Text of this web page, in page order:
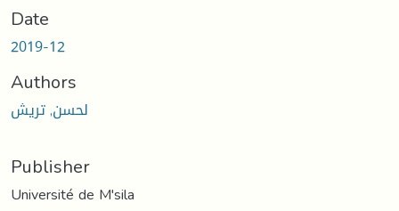
Date
2019-12
Authors
لحسن, تريش
Publisher
Université de M'sila